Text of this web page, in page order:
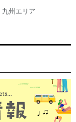
九州エリア